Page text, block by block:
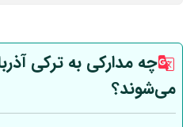
چه مدارکی به ترکی
می‌شوند؟